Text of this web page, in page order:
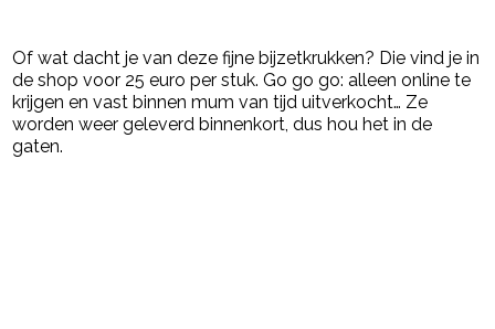
Of wat dacht je van deze fijne bijzetkrukken? Die vind je in
de shop voor 25 euro per stuk. Go go go: alleen online te
krijgen en vast binnen mum van tijd uitverkocht… Ze
worden weer geleverd binnenkort, dus hou het in de
gaten.